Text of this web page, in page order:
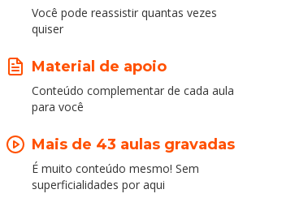
Você pode reassistir quantas vezes
quiser
Material de apoio
Conteúdo complementar de cada aula
para você
Mais de 43 aulas gravadas
É muito conteúdo mesmo! Sem
superficialidades por aqui